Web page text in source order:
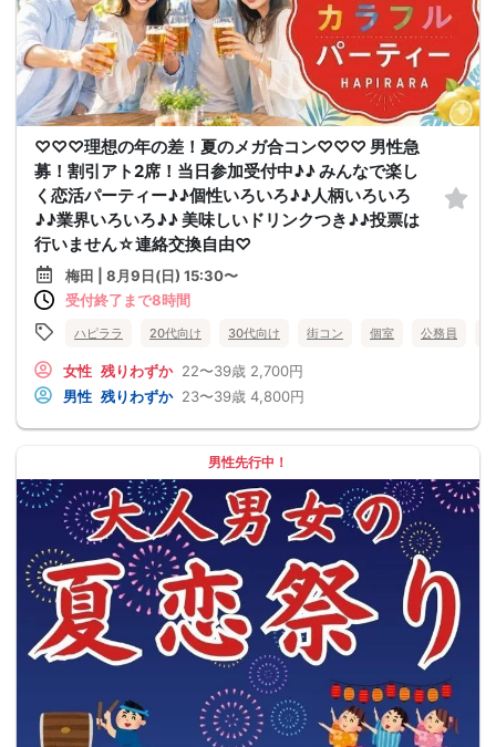
♡♡♡理想の年の差！夏のメガ合コン♡♡♡ 男性急
募！割引アト2席！当日参加受付中♪♪ みんなで楽し
く恋活パーティー♪♪個性いろいろ♪♪人柄いろいろ
♪♪業界いろいろ♪♪ 美味しいドリンクつき♪♪投票は
行いません☆連絡交換自由♡
梅田 | 8月9日(日) 15:30〜
受付終了まで8時間
ハピララ 20代向け 30代向け 街コン 個室 公務員
女性 残りわずか 22〜39歳 2,700円
男性 残りわずか 23〜39歳 4,800円
男性先行中！